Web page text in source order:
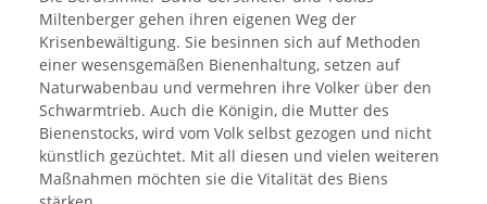
Miltenberger gehen ihren eigenen Weg der
Krisenbewältigung. Sie besinnen sich auf Methoden
einer wesensgemäßen Bienenhaltung, setzen auf
Naturwabenbau und vermehren ihre Volker über den
Schwarmtrieb. Auch die Königin, die Mutter des
Bienenstocks, wird vom Volk selbst gezogen und nicht
künstlich gezüchtet. Mit all diesen und vielen weiteren
Maßnahmen möchten sie die Vitalität des Biens